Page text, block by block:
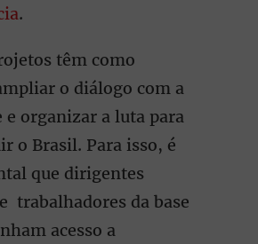
.
têm como
o diálogo com a
e organizar a luta para
o Brasil. Para isso, é
que dirigentes
trabalhadores da base
acesso a